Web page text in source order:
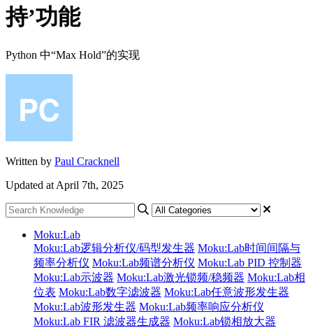
持’功能
Python 中“Max Hold”的实现
Written by Paul Cracknell
Updated at April 7th, 2025
Moku:Lab
Moku:Lab逻辑分析仪/码型发生器 Moku:Lab时间间隔与
频率分析仪 Moku:Lab频谱分析仪 Moku:Lab PID 控制器
Moku:Lab示波器 Moku:Lab激光锁频/稳频器 Moku:Lab相
位表 Moku:Lab数字滤波器 Moku:Lab任意波形发生器
Moku:Lab波形发生器 Moku:Lab频率响应分析仪
Moku:Lab FIR 滤波器生成器 Moku:Lab锁相放大器